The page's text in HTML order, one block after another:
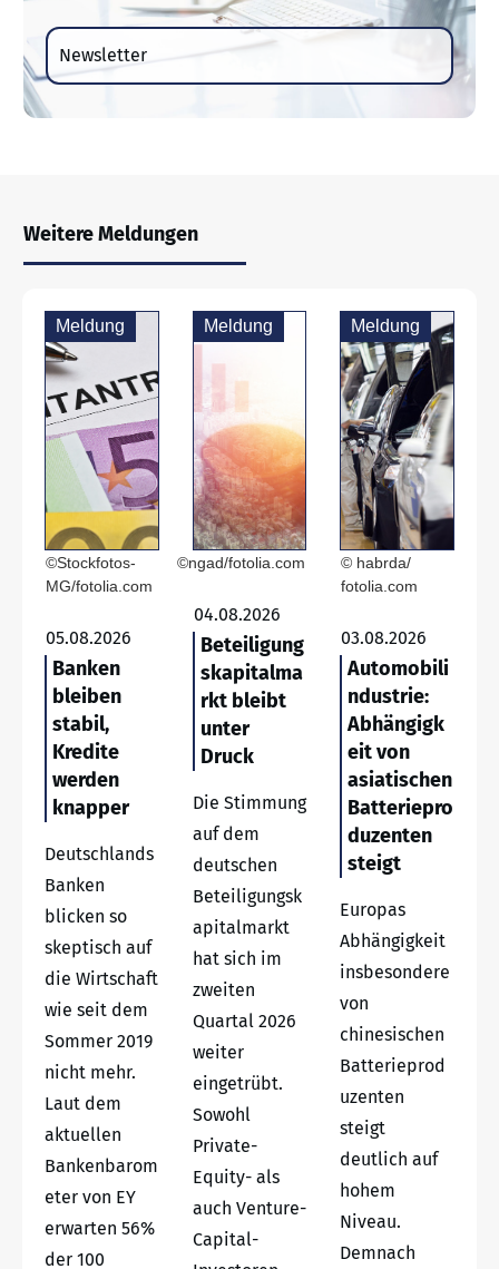
Newsletter
Weitere Meldungen
Meldung
©Stockfotos-
MG/fotolia.com
05.08.2026
Banken
bleiben
stabil,
Kredite
werden
knapper
Deutschlands
Banken
blicken so
skeptisch auf
die Wirtschaft
wie seit dem
Sommer 2019
nicht mehr.
Laut dem
aktuellen
Bankenbarom
eter von EY
erwarten 56%
der 100
Meldung
©ngad/fotolia.com
04.08.2026
Beteiligung
skapitalma
rkt bleibt
unter
Druck
Die Stimmung
auf dem
deutschen
Beteiligungsk
apitalmarkt
hat sich im
zweiten
Quartal 2026
weiter
eingetrübt.
Sowohl
Private-
Equity- als
auch Venture-
Capital-
Meldung
© habrda/
fotolia.com
03.08.2026
Automobili
ndustrie:
Abhängigk
eit von
asiatischen
Batteriepro
duzenten
steigt
Europas
Abhängigkeit
insbesondere
von
chinesischen
Batterieprod
uzenten
steigt
deutlich auf
hohem
Niveau.
Demnach